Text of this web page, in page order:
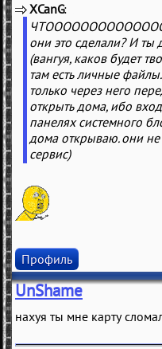
XCanG
они это сделали? И ты
(вангуя, каков будет
там есть личные
только через него
открыть дома, ибо
панелях системного
дома открываю. они
сервис)
Профиль
UnShame
нахуя ты мне карту